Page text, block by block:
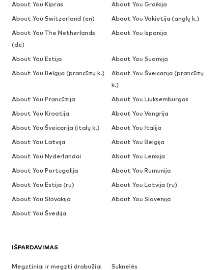
IŠPARDAVIMAS
Megztiniai ir megzti drabužiai
Suknelės
About You Kipras
About You Graikija
About You Switzerland (en)
About You Vokietija (anglų k.)
About You The Netherlands
(de)
About You Ispanija
About You Estija
About You Suomija
About You Belgija (prancūzų k.)
About You Šveicarija (prancūzų
k.)
About You Prancūzija
About You Liuksemburgas
About You Kroatija
About You Vengrija
About You Šveicarija (italų k.)
About You Italija
About You Latvija
About You Belgija
About You Nyderlandai
About You Lenkija
About You Portugalija
About You Rumunija
About You Estija (ru)
About You Latvija (ru)
About You Slovakija
About You Slovėnija
About You Švedija